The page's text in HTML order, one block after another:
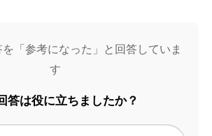
「参考になった」と回答していま
す
答は役に立ちましたか？